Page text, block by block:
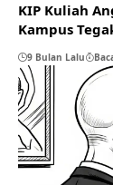
KIP Kuliah
Kampus
9 Bulan Lalu